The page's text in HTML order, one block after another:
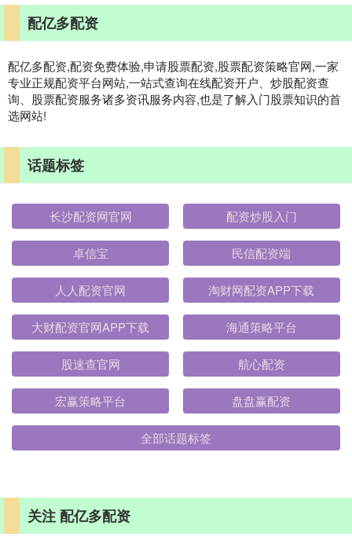
配亿多配资
配亿多配资,配资免费体验,申请股票配资,股票配资策略官网,一家
专业正规配资平台网站,一站式查询在线配资开户、炒股配资查
询、股票配资服务诸多资讯服务内容,也是了解入门股票知识的首
选网站!
话题标签
长沙配资网官网 配资炒股入门
卓信宝 民信配资端
人人配资官网 淘财网配资APP下载
大财配资官网APP下载 海通策略平台
股速查官网 航心配资
宏赢策略平台 盘盘赢配资
全部话题标签
关注 配亿多配资